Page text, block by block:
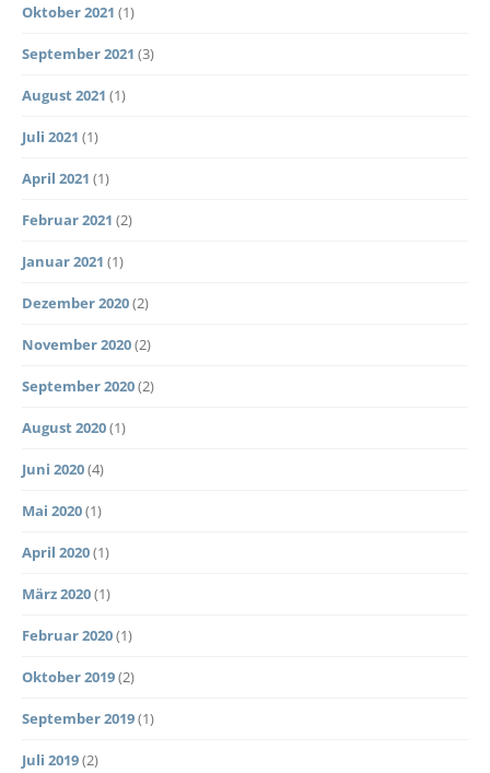
Oktober 2021 (1)
September 2021 (3)
August 2021 (1)
Juli 2021 (1)
April 2021 (1)
Februar 2021 (2)
Januar 2021 (1)
Dezember 2020(2)
November 2020(2)
September 2020(2)
August 2020(1)
Juni 2020(4)
Mai 2020(1)
April 2020(1)
März 2020(1)
Februar 2020(1)
Oktober 2019(2)
September 2019(1)
Juli 2019(2)